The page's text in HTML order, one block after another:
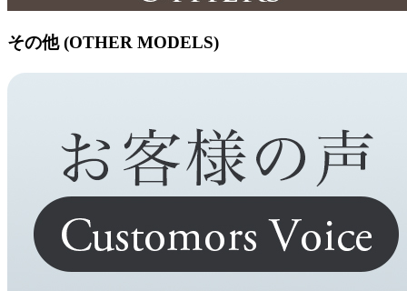
その他 (OTHER MODELS)